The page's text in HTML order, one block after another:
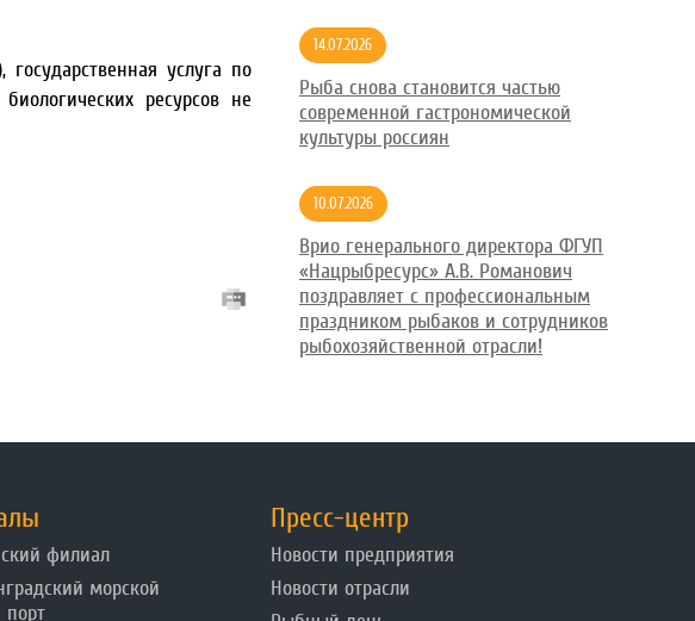
услуга по
ресурсов не
14.07.2026
Рыба снова становится частью
современной гастрономической
культуры россиян
10.07.2026
Врио генерального директора ФГУП
«Нацрыбресурс» А.В. Романович
поздравляет с профессиональным
праздником рыбаков и сотрудников
рыбохозяйственной отрасли!
филиал
морской
Пресс-центр
Новости предприятия
Новости отрасли